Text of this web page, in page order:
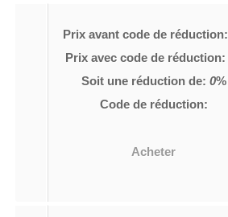
Prix avant code de réduction:
Prix avec code de réduction:
Soit une réduction de: 0%
Code de réduction:
Acheter